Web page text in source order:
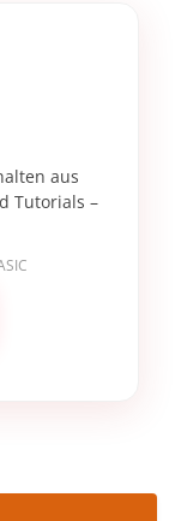
aus
Tutorials –